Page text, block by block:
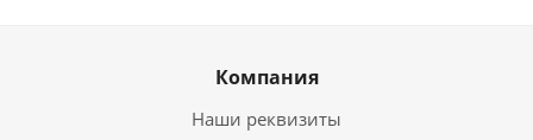
Компания
Наши реквизиты